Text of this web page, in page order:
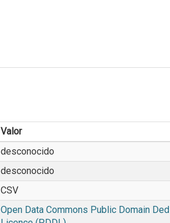
Valor
desconocido
desconocido
CSV
Open Data Commons Public Domain